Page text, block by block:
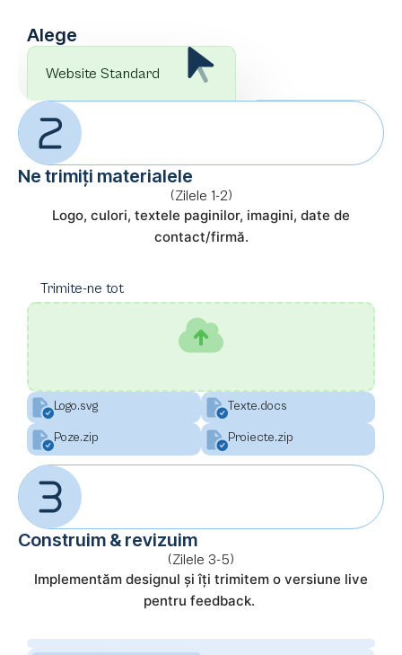
Alege
Website Standard
Ne trimiți materialele
(Zilele 1-2)
Logo, culori, textele paginilor, imagini, date de
contact/firmă.
Trimite-ne tot
Logo.svg Texte.docs
Poze.zip Proiecte.zip
Construim & revizuim
(Zilele 3-5)
Implementăm designul și îți trimitem o versiune live
pentru feedback.